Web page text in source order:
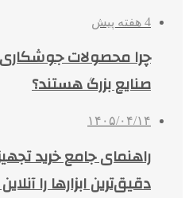
4 هفته پیش
صنایع بزرگ هستند؟
۱۴۰۵/۰۴/۱۴
راهنمای جامع خرید
دقیق‌ترین ابزارها را